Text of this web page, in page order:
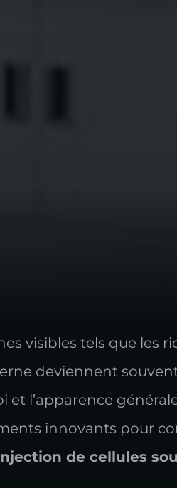
visibles tels que les
deviennent
et l’apparence
innovants pour
de cellules